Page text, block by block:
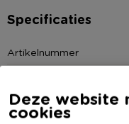
Deze website
cookies
verschillende kleuren.
het mooist vind online op
* Verstelbare boog
Specificaties
Artikelnummer
Kleur